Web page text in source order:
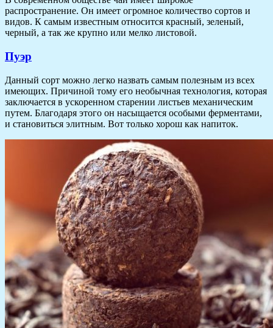
распространение. Он имеет огромное количество сортов и
видов. К самым известным относится красный, зеленый,
черный, а так же крупно или мелко листовой.
Пуэр
Данный сорт можно легко назвать самым полезным из всех
имеющих. Причиной тому его необычная технология, которая
заключается в ускоренном старении листьев механическим
путем. Благодаря этого он насыщается особыми ферментами,
и становиться элитным. Вот только хорош как напиток.